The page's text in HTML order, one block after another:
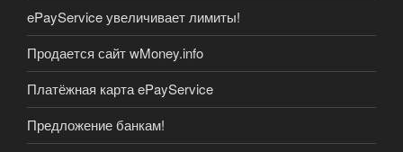
ePayService увеличивает лимиты!
Продается сайт wMoney.info
Платёжная карта ePayService
Предложение банкам!